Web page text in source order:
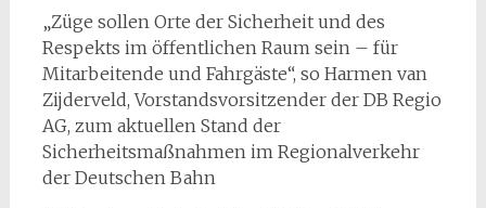
„Züge sollen Orte der Sicherheit und des
Respekts im öffentlichen Raum sein – für
Mitarbeitende und Fahrgäste“, so Harmen van
Zijderveld, Vorstandsvorsitzender der DB Regio
AG, zum aktuellen Stand der
Sicherheitsmaßnahmen im Regionalverkehr
der Deutschen Bahn